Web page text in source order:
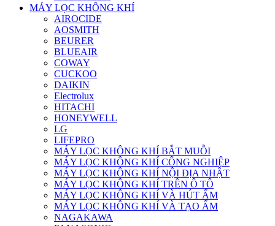
MÁY LỌC KHÔNG KHÍ
AIROCIDE
AOSMITH
BEURER
BLUEAIR
COWAY
CUCKOO
DAIKIN
Electrolux
HITACHI
HONEYWELL
LG
LIFEPRO
MÁY LỌC KHÔNG KHÍ BẮT MUỖI
MÁY LỌC KHÔNG KHÍ CÔNG NGHIỆP
MÁY LỌC KHÔNG KHÍ NỘI ĐỊA NHẬT
MÁY LỌC KHÔNG KHÍ TRÊN Ô TÔ
MÁY LỌC KHÔNG KHÍ VÀ HÚT ẨM
MÁY LỌC KHÔNG KHÍ VÀ TẠO ẨM
NAGAKAWA